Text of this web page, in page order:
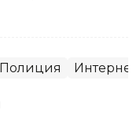
Полиция Интернет